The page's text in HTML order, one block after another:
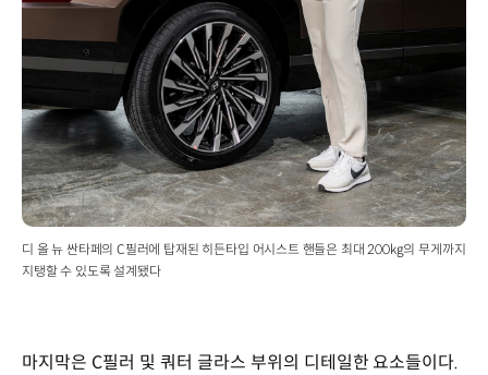
디 올 뉴 싼타페의 C필러에 탑재된 히든타입 어시스트 핸들은 최대 200kg의 무게까지
지탱할 수 있도록 설계됐다
마지막은 C필러 및 쿼터 글라스 부위의 디테일한 요소들이다.